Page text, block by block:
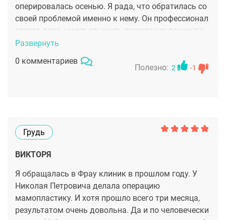
оперировалась осенью. Я рада, что обратилась со
своей проблемой именно к нему. Он профессионал
своего дела, умеет слышать пожелания пациента.
Я очень довольна результатом мамопластики,
получилось именно так как я и хотела!
Развернуть
0 комментариев
Полезно: 2 -1
Грудь
ВИКТОРЯ
Я обращалась в Фрау клиник в прошлом году. У
Николая Петровича делала операцию
мамопластику. И хотя прошло всего три месяца,
результатом очень довольна. Да и по человечески